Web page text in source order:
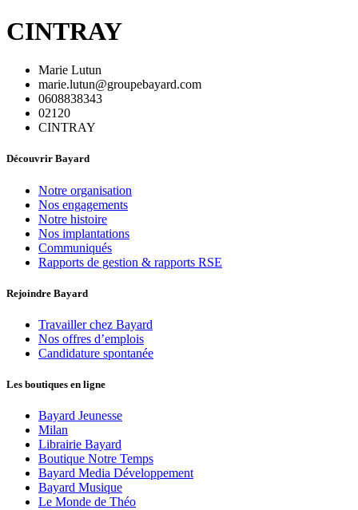
CINTRAY
Marie Lutun
marie.lutun@groupebayard.com
0608838343
02120
CINTRAY
Découvrir Bayard
Notre organisation
Nos engagements
Notre histoire
Nos implantations
Communiqués
Rapports de gestion & rapports RSE
Rejoindre Bayard
Travailler chez Bayard
Nos offres d’emplois
Candidature spontanée
Les boutiques en ligne
Bayard Jeunesse
Milan
Librairie Bayard
Boutique Notre Temps
Bayard Media Développement
Bayard Musique
Le Monde de Théo